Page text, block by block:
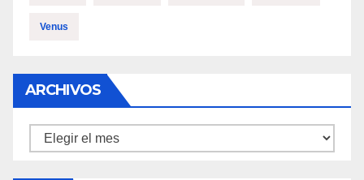
Venus
ARCHIVOS
Archivos